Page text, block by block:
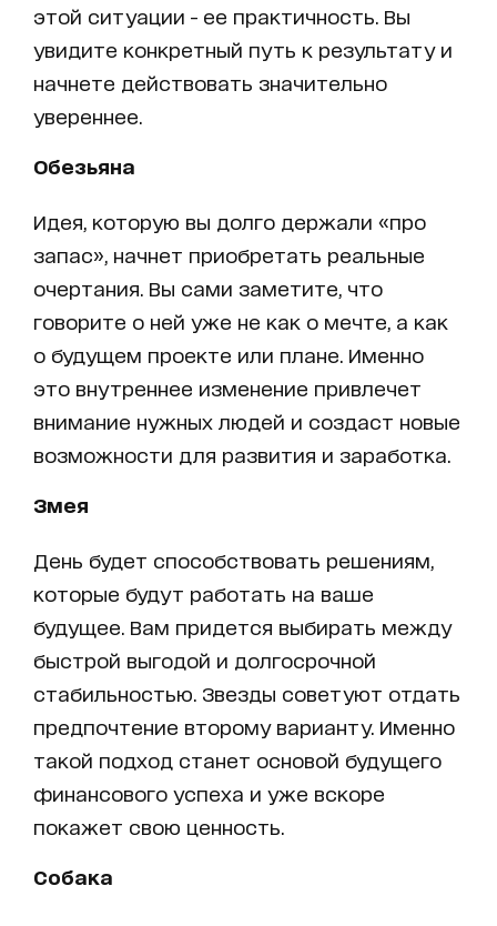
этой ситуации - ее практичность. Вы
увидите конкретный путь к результату и
начнете действовать значительно
увереннее.
Обезьяна
Идея, которую вы долго держали «про
запас», начнет приобретать реальные
очертания. Вы сами заметите, что
говорите о ней уже не как о мечте, а как
о будущем проекте или плане. Именно
это внутреннее изменение привлечет
внимание нужных людей и создаст новые
возможности для развития и заработка.
Змея
День будет способствовать решениям,
которые будут работать на ваше
будущее. Вам придется выбирать между
быстрой выгодой и долгосрочной
стабильностью. Звезды советуют отдать
предпочтение второму варианту. Именно
такой подход станет основой будущего
финансового успеха и уже вскоре
покажет свою ценность.
Собака